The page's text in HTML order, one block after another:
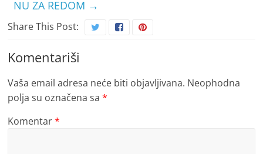
NU ZA REDOM →
Share This Post:
Komentariši
Vaša email adresa neće biti objavljivana. Neophodna
polja su označena sa*
Komentar*